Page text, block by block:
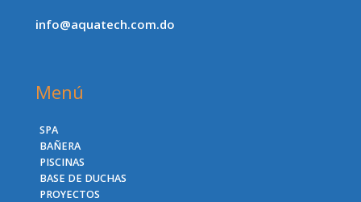
info@aquatech.com.do
Menú
SPA
BAÑERA
PISCINAS
BASE DE DUCHAS
PROYECTOS